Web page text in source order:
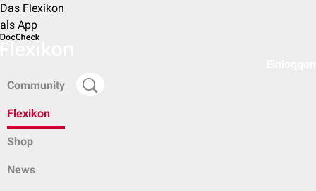
Das Flexikon
als App
Community
Flexikon
Shop
News